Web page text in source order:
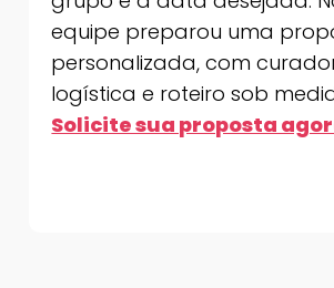
equipe preparou uma
personalizada, com
logística e roteiro sob
Solicite sua proposta